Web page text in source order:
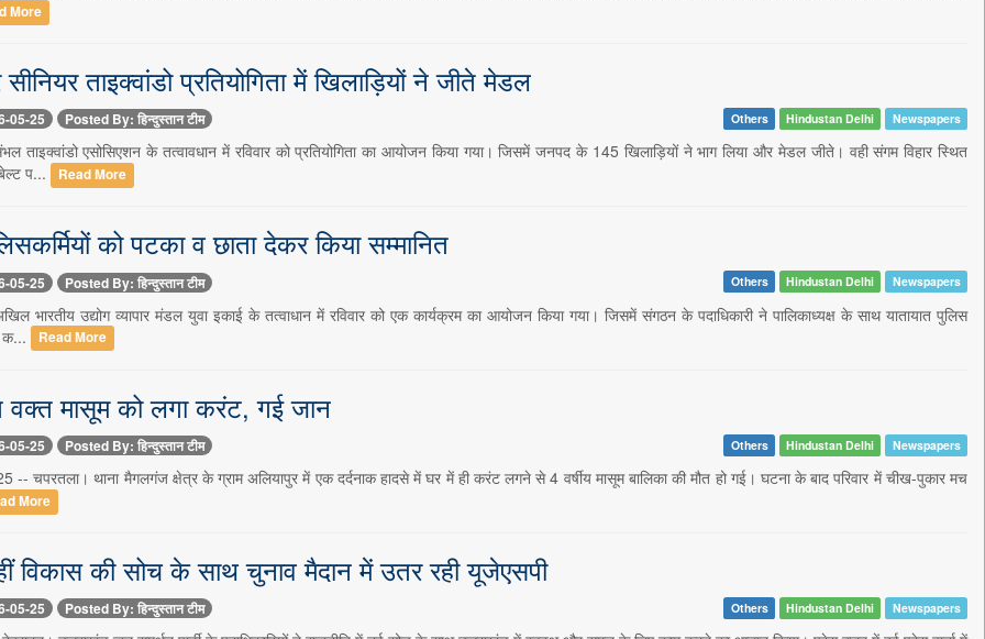
More
ताइक्वांडो प्रतियोगिता में खिलाड़ियों ने जीते मेडल
05-25 Posted By: हिन्दुस्तान टीम Others Hindustan Delhi Newspapers
एसोसिएशन के तत्वावधान में रविवार को प्रतियोगिता का आयोजन किया गया। जिसमें जनपद के 145 खिलाड़ियों ने भाग लिया और मेडल जीते। वही संगम विहार स्थित
प...
Read More
को पटका व छाता देकर किया सम्मानित
05-25 Posted By: हिन्दुस्तान टीम Others Hindustan Delhi Newspapers
भारतीय उद्योग व्यापार मंडल युवा इकाई के तत्वाधान में रविवार को एक कार्यक्रम का आयोजन किया गया। जिसमें संगठन के पदाधिकारी ने पालिकाध्यक्ष के साथ यातायात पुलिस
क...
Read More
मासूम को लगा करंट, गई जान
05-25 Posted By: हिन्दुस्तान टीम Others Hindustan Delhi Newspapers
-- चपरतला। थाना मैगलगंज क्षेत्र के ग्राम अलियापुर में एक दर्दनाक हादसे में घर में ही करंट लगने से 4 वर्षीय मासूम बालिका की मौत हो गई। घटना के बाद परिवार में चीख-पुकार मच
More
विकास की सोच के साथ चुनाव मैदान में उतर रही यूजेएसपी
05-25 Posted By: हिन्दुस्तान टीम Others Hindustan Delhi Newspapers